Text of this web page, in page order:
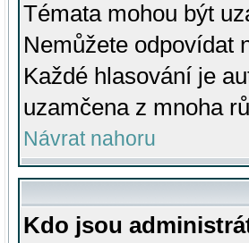
Témata mohou být
Nemůžete odpovídat
Každé hlasování je
uzamčena z mnoha
Návrat nahoru
Kdo jsou